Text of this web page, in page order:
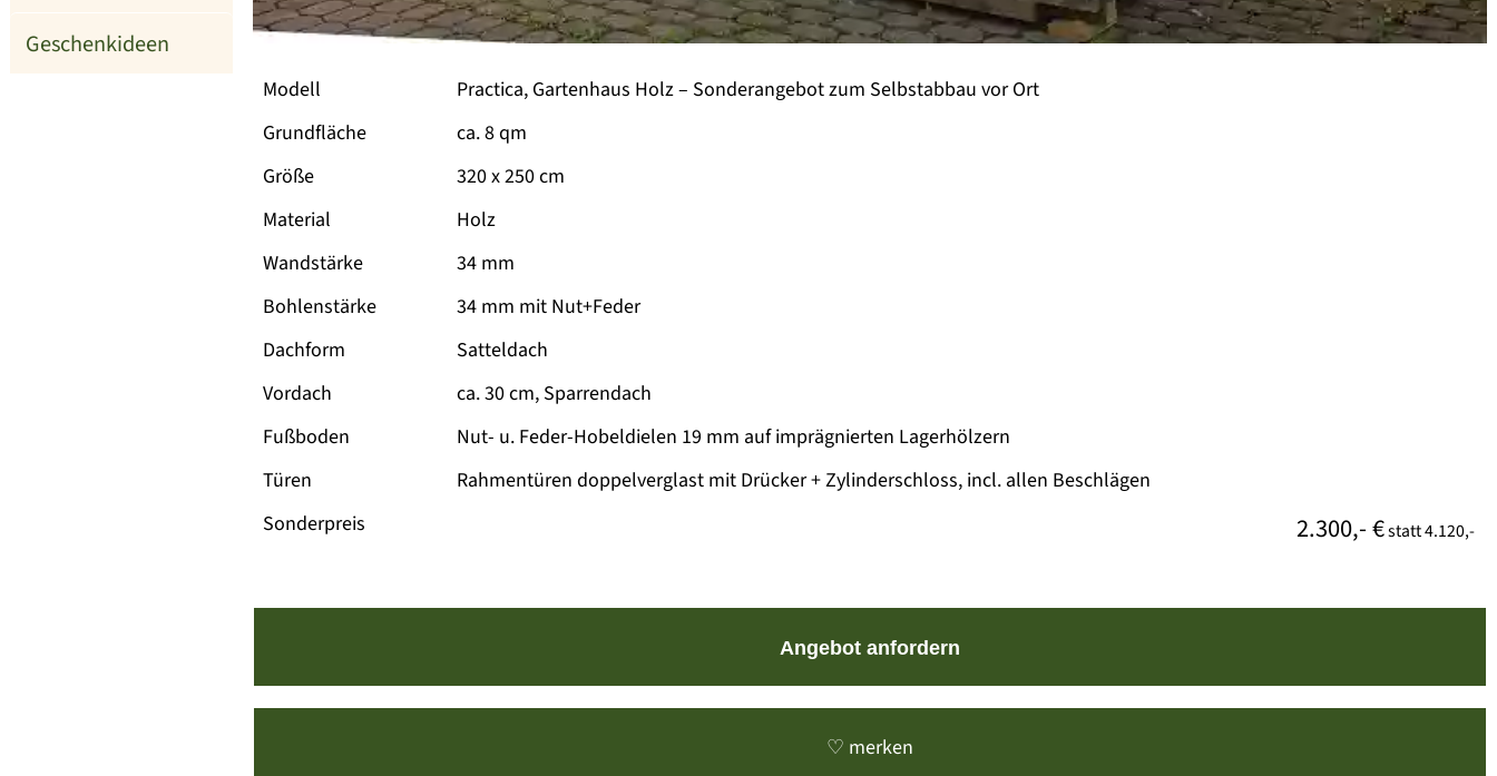
Geschenkideen
Modell Practica, Gartenhaus Holz – Sonderangebot zum Selbstabbau vor Ort
Grundfläche
ca. 8 qm
Größe
320 x 250 cm
Material
Holz
Wandstärke
34 mm
Bohlenstärke
34 mm mit Nut+Feder
Dachform
Satteldach
Vordach
ca. 30 cm, Sparrendach
Fußboden
Nut- u. Feder-Hobeldielen 19 mm auf imprägnierten Lagerhölzern
Türen
Rahmentüren doppelverglast mit Drücker + Zylinderschloss, incl. allen Beschlägen
Sonderpreis
2.300,- €statt4.120,-
Angebot anfordern
♡ merken